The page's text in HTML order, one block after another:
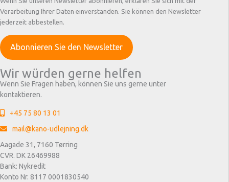
Verarbeitung Ihrer Daten einverstanden. Sie können den Newsletter
jederzeit abbestellen.
Wir würden gerne helfen
Wenn Sie Fragen haben, können Sie uns gerne unter
kontaktieren.
+45 75 80 13 01
mail@kano-udlejning.dk
Aagade 31, 7160 Tørring
CVR. DK 26469988
Bank: Nykredit
Konto Nr. 8117 0001830540